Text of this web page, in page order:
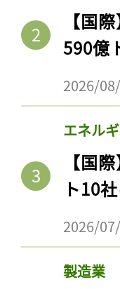
【国
590億
2026/
エネル
【国
ト10
2026/
製造業